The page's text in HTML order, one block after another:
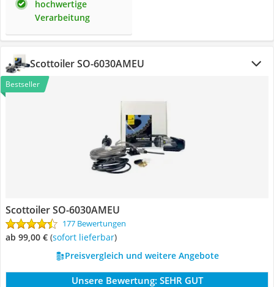
hochwertige
Verarbeitung
Scottoiler SO-6030AMEU
Bestseller
Scottoiler SO-6030AMEU
177 Bewertungen
ab 99,00 € ( Sofort lieferbar)
Preisvergleich und weitere Angebote
Unsere Bewertung: SEHR GUT